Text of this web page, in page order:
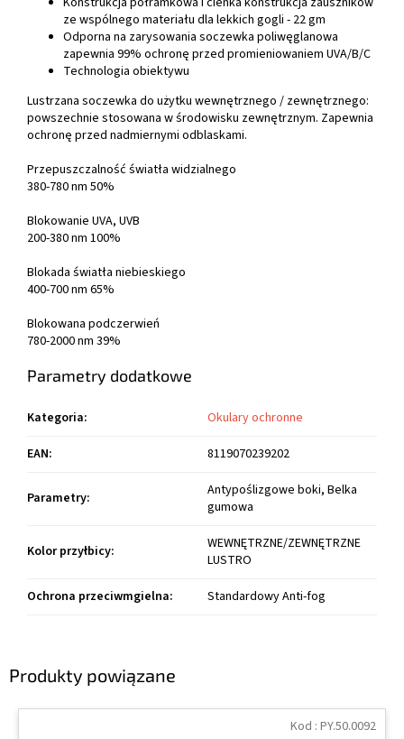
Produkty powiązane
Kod : PY.50.0092
ze wspólnego materiału dla lekkich gogli - 22 gm
Odporna na zarysowania soczewka poliwęglanowa
zapewnia 99% ochronę przed promieniowaniem UVA/B/C
Technologia obiektywu
Lustrzana soczewka do użytku wewnętrznego / zewnętrznego:
powszechnie stosowana w środowisku zewnętrznym. Zapewnia
ochronę przed nadmiernymi odblaskami.
Przepuszczalność światła widzialnego
380-780 nm 50%
Blokowanie UVA, UVB
200-380 nm 100%
Blokada światła niebieskiego
400-700 nm 65%
Blokowana podczerwień
780-2000 nm 39%
Parametry dodatkowe
Kategoria:
Okulary ochronne
EAN: 8119070239202
Parametry:
Antypoślizgowe boki, Belka
gumowa
Kolor przyłbicy:
WEWNĘTRZNE/ZEWNĘTRZNE
LUSTRO
Ochrona przeciwmgielna: Standardowy Anti-fog